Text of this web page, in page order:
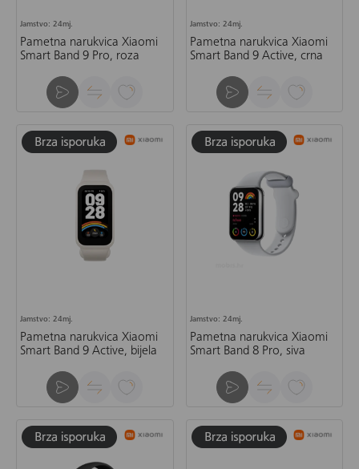
Jamstvo: 24mj.
Pametna narukvica Xiaomi
Smart Band 9 Pro, roza
Jamstvo: 24mj.
Pametna narukvica Xiaomi
Smart Band 9 Active, crna
Jamstvo: 24mj.
Pametna narukvica Xiaomi
Smart Band 9 Active, bijela
Jamstvo: 24mj.
Pametna narukvica Xiaomi
Smart Band 8 Pro, siva